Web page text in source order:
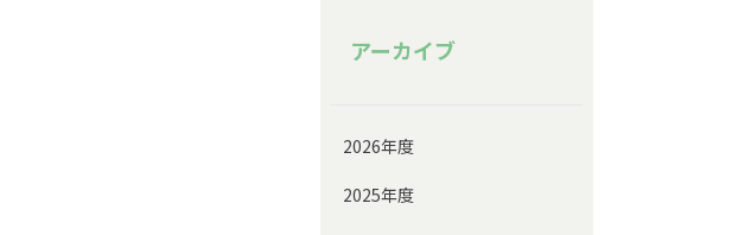
アーカイブ
2026年度
2025年度